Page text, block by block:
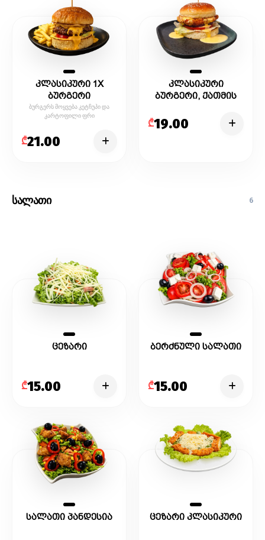
კლასიკური 1X
ბურგერი
ბურგერს მოყვება კეტჩუპი და
კარტოფილი ფრი
₾21.00
კლასიკური
ბურგერი, ქათმის
₾19.00
სალათი 6
ცეზარი
₾15.00
ბერძნული სალათი
₾15.00
სალათი პანდესია ცეზარი კლასიკური